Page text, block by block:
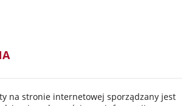
na stronie internetowej sporządzany jest